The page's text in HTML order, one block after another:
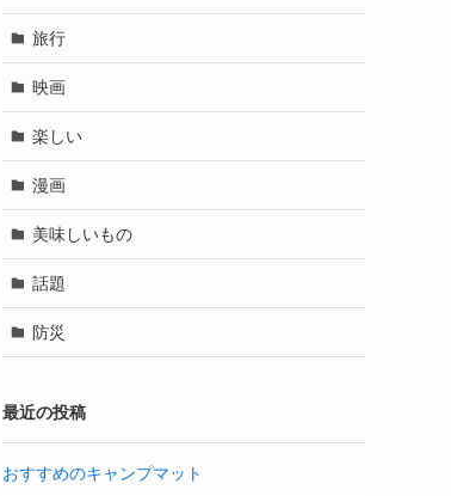
旅行
映画
楽しい
漫画
美味しいもの
話題
防災
最近の投稿
おすすめのキャンプマット